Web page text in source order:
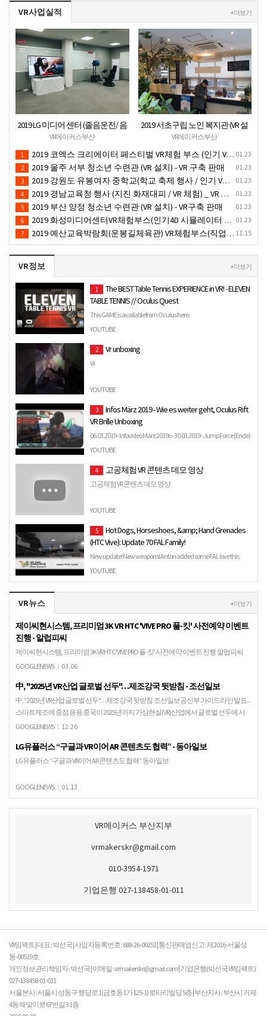
VR사업실적 + 더보기
2019 LG 미디어 센터 (졸음운전/ 음
주운전 체험 행사) VR 체험 - VR 렌탈
대여 행사
VR메이커스부산
2019 서초구립 노인 복지관 (VR 설
치) - VR 구축 판매
VR메이커스부산
01.23
1 2019 코엑스 크리에이터 페스티벌 VR체험 부스 (인기 VR 체험) - VR렌탈대여 행사
01.23
2 2019 울주 서부 청소년 수련관 (VR 설치) - VR 구축 판매
01.23
3 2019 강원도 유봉여자 중학교(학교 축제 행사 / 인기 VR 컨텐츠 ) - VR렌탈대여 행사
01.23
4 2019 경남교육청 행사 (지진 화재대피 / VR 체험) _ VR 렌탈대여행사
01.23
5 2019 부산 양정 청소년 수련관 (VR 설치) - VR구축 판매
01.23
6 2019 화성미디어센터VR체험부스(인기4D 시뮬레이터 체험)-VR렌탈대여 행사
11.15
7 2019 예산교육박람회(운봉길체육관) VR체험부스(직업진로체험 / 인기VR체험)-VR렌탈대여행사
VR정보 + 더보기
1
The BEST Table Tennis EXPERIENCE in VR! - ELEVEN
TABLE TENNIS // Oculus Quest
This GAME is available from Oculus here:
https://www.oculus.com/experiences/quest/1995434190525828/
YOUTUBE
2 Vr unboxing
Vr.
YOUTUBE
3
Infos März 2019 - Wie es weiter geht, Oculus Rift
VR Brille Unboxing
06.03.2019 - Infovideo März 2019 ▻ 30.03.2019 - Jump Force (Ende)
_ PC Komponenten: Prozessor: Intel Core i7 7700K (4,5 …
YOUTUBE
4 고공체험 VR 콘텐츠 데모 영상
고공체험 VR 콘텐츠 데모 영상
YOUTUBE
5
Hot Dogs, Horseshoes, &amp; Hand Grenades
(HTC Vive): Update 70 FAL Family!
New update! New weapons! Anton added some FAL love this
time around (as well as finish up the update to the Sosig AI). F…
YOUTUBE
VR뉴스 + 더보기
제이씨현시스템, 프리미엄 3K VR HTC 'VIVE PRO 풀-킷' 사전예약 이벤트
진행 - 알럽피씨
제이씨현시스템, 프리미엄 3K VR HTC 'VIVE PRO 풀-킷' 사전예약 이벤트 진행 알럽피씨
[smartPC사랑=남지율 기자] 고성능 룸스케일 VR기기, HTC VIVE(바이브)의 국내 공식 공
GOOGLENEWS | 03.06
中, "2025년 VR산업 글로벌 선두"…제조강국 뒷받침 - 조선일보
中, "2025년 VR산업 글로벌 선두"…제조강국 뒷받침 조선일보공신부 가이드라인 발표...
스마트제조에 중점 응용 중국이 2025년까지 가상현실(VR)산업에서 글로벌 선두에 서
겠다는 정책을 내놓았다. 특히 제..
GOOGLENEWS | 12.26
LG유플러스 “구글과 VR이어 AR 콘텐츠도 협력” - 동아일보
LG유플러스 “구글과 VR이어 AR 콘텐츠도 협력” 동아일보
GOOGLENEWS | 01.13
VR메이커스 부산지부
vrmakerskr@gmail.com
010-3954-1971
기업은행 027-138458-01-011
VR임팩트 | 대표 : 박선국 | 사업자등록번호 : 688-26-00251 | 통신판매업신고 : 제2016-서울성
동-00519호
개인정보관리책임자 : 박선국 | 이메일 : vrmakerskr@gmail.com | 기업은행(박선국 VR임팩트)
027-138458-01-011
서울본사 : 서울시 성동구 행당로 1(금호동1가 125-1) 로타리빌딩 5층 | 부산지사 : 부산시 거제
4동 해맞이로 67번길 3 1층